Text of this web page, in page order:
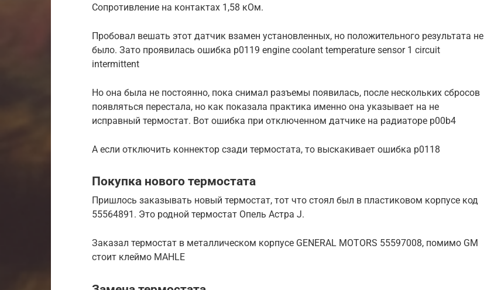
Сопротивление на контактах 1,58 кОм.
Пробовал вешать этот датчик взамен установленных, но положительного результата не
было. Зато проявилась ошибка p0119 engine coolant temperature sensor 1 circuit
intermittent
Но она была не постоянно, пока снимал разъемы появилась, после нескольких сбросов
появляться перестала, но как показала практика именно она указывает на не
исправный термостат. Вот ошибка при отключенном датчике на радиаторе p00b4
А если отключить коннектор сзади термостата, то выскакивает ошибка p0118
Покупка нового термостата
Пришлось заказывать новый термостат, тот что стоял был в пластиковом корпусе код
55564891. Это родной термостат Опель Астра J.
Заказал термостат в металлическом корпусе GENERAL MOTORS 55597008, помимо GM
стоит клеймо MAHLE